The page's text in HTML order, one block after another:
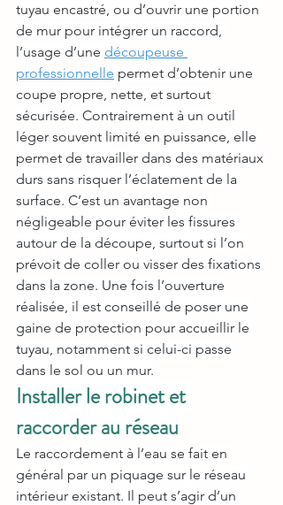
tuyau encastré, ou d’ouvrir une portion
de mur pour intégrer un raccord,
l’usage d’une découpeuse
professionnelle permet d’obtenir une
coupe propre, nette, et surtout
sécurisée. Contrairement à un outil
léger souvent limité en puissance, elle
permet de travailler dans des matériaux
durs sans risquer l’éclatement de la
surface. C’est un avantage non
négligeable pour éviter les fissures
autour de la découpe, surtout si l’on
prévoit de coller ou visser des fixations
dans la zone. Une fois l’ouverture
réalisée, il est conseillé de poser une
gaine de protection pour accueillir le
tuyau, notamment si celui-ci passe
dans le sol ou un mur.
Installer le robinet et
raccorder au réseau
Le raccordement à l’eau se fait en
général par un piquage sur le réseau
intérieur existant. Il peut s’agir d’un